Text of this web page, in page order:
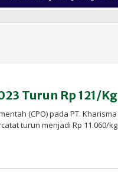
Turun Rp 121/Kg
(CPO) pada PT. Kharisma
turun menjadi Rp 11.060/kg
InfoSAWIT